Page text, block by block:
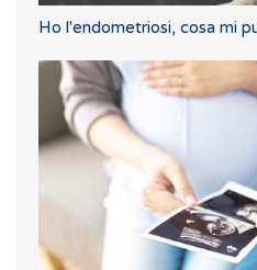
Ho l'endometriosi, cosa mi